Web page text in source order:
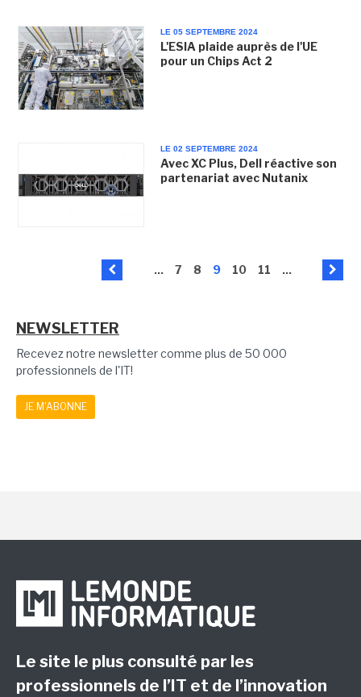
LE 05 SEPTEMBRE 2024
L'ESIA plaide auprès de l'UE
pour un Chips Act 2
LE 02 SEPTEMBRE 2024
Avec XC Plus, Dell réactive son
partenariat avec Nutanix
... 7 8 9 10 11 ...
NEWSLETTER
Recevez notre newsletter comme plus de 50 000
professionnels de l'IT!
JE M'ABONNE
Le site le plus consulté par les
professionnels de l’IT et de l’innovation